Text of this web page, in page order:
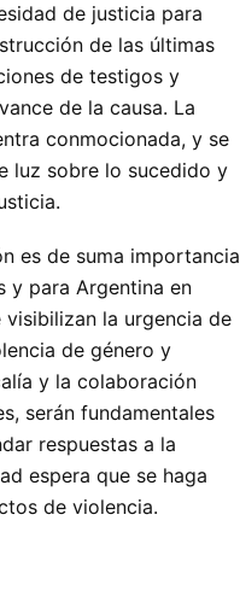
de justicia para
de las últimas
de testigos y
de la causa. La
conmocionada, y se
luz sobre lo sucedido y
es de suma importancia
y para Argentina en
la urgencia de
de género y
y la colaboración
serán fundamentales
respuestas a la
espera que se haga
de violencia.